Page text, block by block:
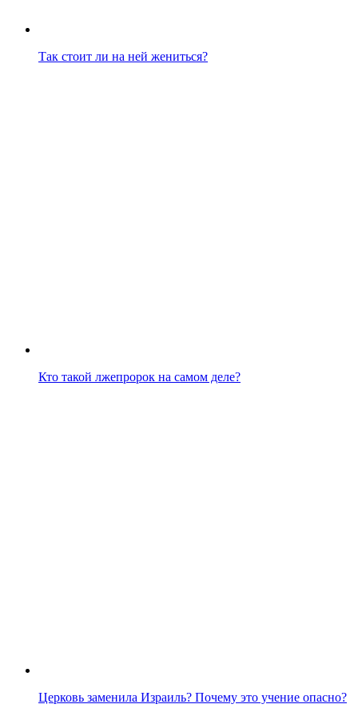
Так стоит ли на ней жениться?
Кто такой лжепророк на самом деле?
Церковь заменила Израиль? Почему это учение опасно?